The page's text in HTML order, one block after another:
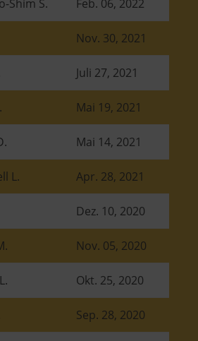
Shim S. Feb. 06, 2022
Nov. 30, 2021
Juli 27, 2021
Mai 19, 2021
Mai 14, 2021
L. Apr. 28, 2021
Dez. 10, 2020
Nov. 05, 2020
Okt. 25, 2020
Sep. 28, 2020